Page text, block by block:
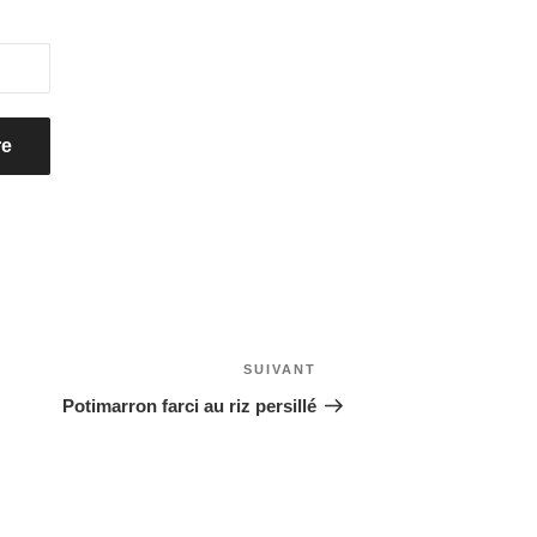
suivant
SUIVANT
Potimarron farci au riz persillé